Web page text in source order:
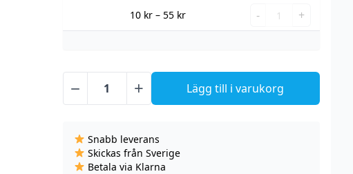
10 kr– 55 kr -
Hangsen
Atom
mängd
+
−
Liqua
(10
ml)
+ Lägg till i varukorg
Snabb leverans
Skickas från Sverige
Betala via Klarna